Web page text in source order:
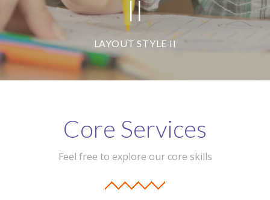
-- Our Board of Trustees
Our Rooms
-- Little Monkeys
-- Safeguarding & Childcare protection
II
LAYOUT STYLE II
Core Services
Feel free to explore our core skills